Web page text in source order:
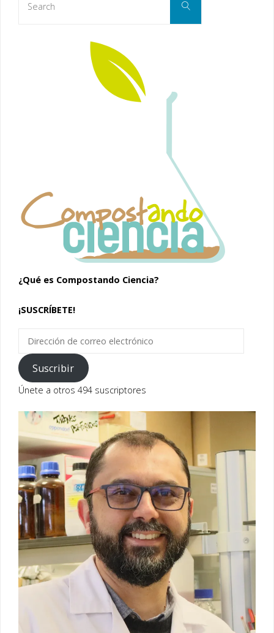
Search
¿Qué es Compostando Ciencia?
¡SUSCRÍBETE!
correo
electrónico
Suscribir
Únete a otros 494 suscriptores